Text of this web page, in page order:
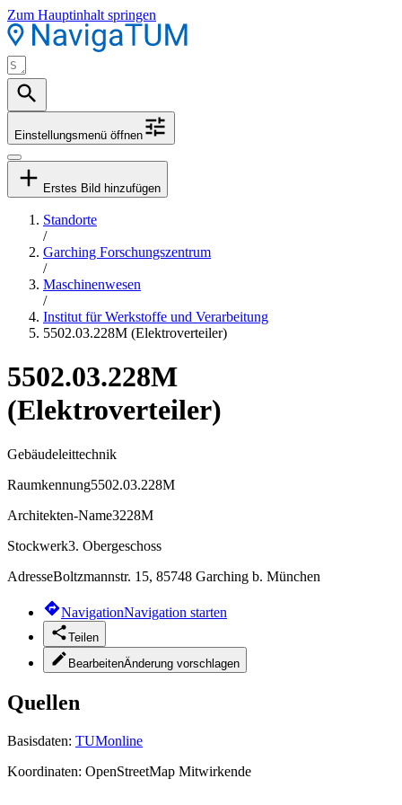
Zum Hauptinhalt springen
Einstellungsmenü öffnen
Erstes Bild hinzufügen
Standorte
/
Garching Forschungszentrum
/
Maschinenwesen
/
Institut für Werkstoffe und Verarbeitung
5502.03.228M (Elektroverteiler)
5502.03.228M
(Elektroverteiler)
Gebäudeleittechnik
Raumkennung5502.03.228M
Architekten-Name3228M
Stockwerk3. Obergeschoss
AdresseBoltzmannstr. 15, 85748 Garching b. München
NavigationNavigation starten
Teilen
BearbeitenÄnderung vorschlagen
Quellen
Basisdaten: TUMonline
Koordinaten: OpenStreetMap Mitwirkende